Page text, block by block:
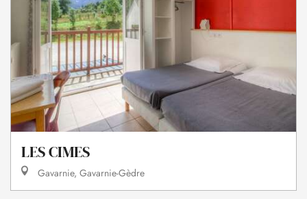
LES CIMES
Gavarnie, Gavarnie-Gèdre